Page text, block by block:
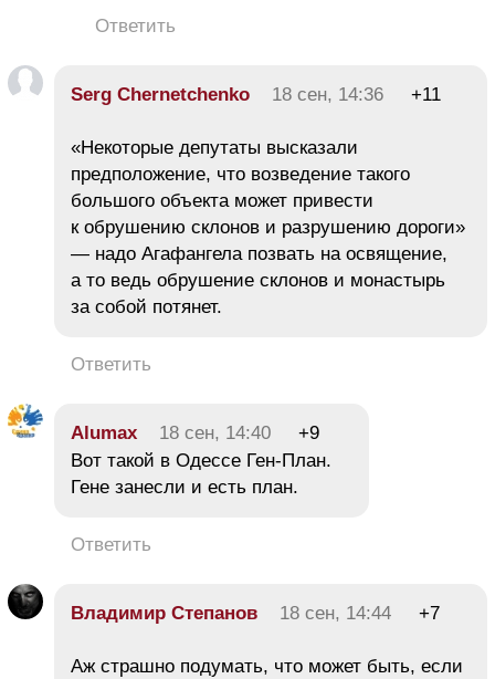
Ответить
Serg Chernetchenko 18 сен, 14:36 +11
«Некоторые депутаты высказали
предположение, что возведение такого
большого объекта может привести
к обрушению склонов и разрушению дороги»
— надо Агафангела позвать на освящение,
а то ведь обрушение склонов и монастырь
за собой потянет.
Ответить
Alumax 18 сен, 14:40
+9
Вот такой в Одессе Ген-План.
Гене занесли и есть план.
Ответить
Владимир Степанов 18 сен, 14:44 +7
Аж страшно подумать, что может быть, если